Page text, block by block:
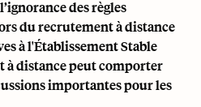
des règles
du recrutement à distance
à l'Établissement Stable
à distance peut comporter
importantes pour les